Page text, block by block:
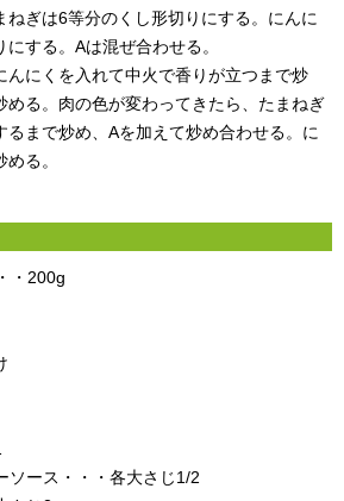
ねぎは6等分のくし形切りにする。にんに
にする。Aは混ぜ合わせる。
んにくを入れて中火で香りが立つまで炒
める。肉の色が変わってきたら、たまねぎ
るまで炒め、Aを加えて炒め合わせる。に
る。
・200g
ソース・・・各大さじ1/2